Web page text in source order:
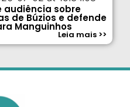
sobre
de Búzios e defende
Manguinhos
Leia mais >>